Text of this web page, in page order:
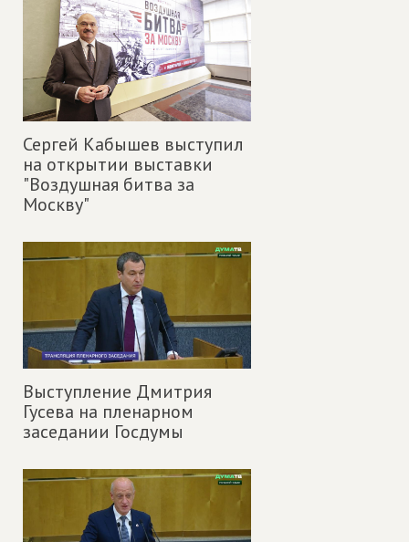
Сергей Кабышев выступил
на открытии выставки
"Воздушная битва за
Москву"
Выступление Дмитрия
Гусева на пленарном
заседании Госдумы